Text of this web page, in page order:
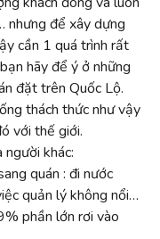
nhưng để xây dựng
cần 1 quá trình rất
hãy để ý ở những
đặt trên Quốc Lộ.
thách thức như vậy
với thế giới.
người khác:
quán : đi nước
quản lý không nổi…
phần lớn rơi vào